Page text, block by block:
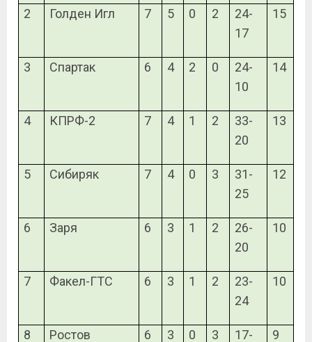
2 Голден Игл 7 5 0 2
24-
17
15
3 Спартак 6 4 2 0
24-
10
14
4 КПРФ-2 7 4 1 2
33-
20
13
5 Сибиряк 7 4 0 3
31-
25
12
6 Заря 6 3 1 2
26-
20
10
7 Факел-ГТС 6 3 1 2
23-
24
10
8 Ростов 6 3 0 3
17-
9